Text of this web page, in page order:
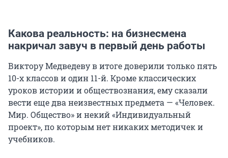
Какова реальность: на бизнесмена
накричал завуч в первый день работы
Виктору Медведеву в итоге доверили только пять
10-х классов и один 11-й. Кроме классических
уроков истории и обществознания, ему сказали
вести еще два неизвестных предмета — «Человек.
Мир. Общество» и некий «Индивидуальный
проект», по которым нет никаких методичек и
учебников.